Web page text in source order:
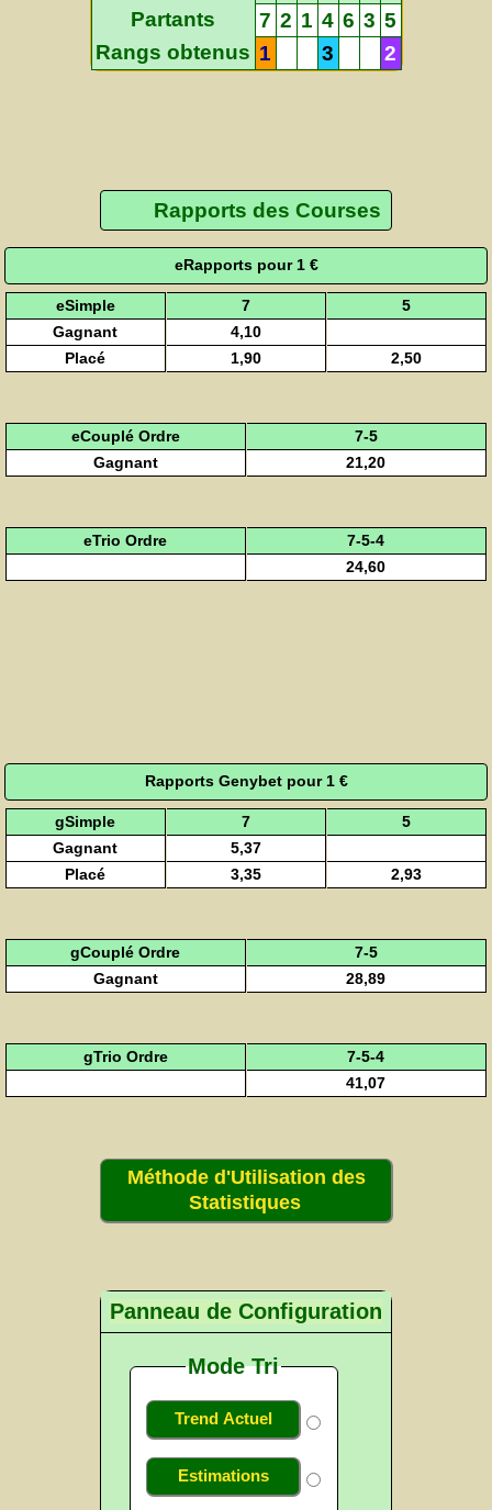
Partants
7 2 1 4 6 3 5
Rangs obtenus 1 3 2
Rapports des Courses
eRapports pour 1 €
eSimple 7
5
Gagnant
4,10
Placé
1,90 2,50
eCouplé Ordre
7-5
Gagnant
21,20
eTrio Ordre
7-5-4
24,60
Rapports Genybet pour 1 €
gSimple 7
5
Gagnant
5,37
Placé
3,35 2,93
gCouplé Ordre
7-5
Gagnant
28,89
gTrio Ordre
7-5-4
41,07
Méthode d'Utilisation des
Statistiques
Panneau de Configuration
Mode Tri
Trend Actuel
Estimations